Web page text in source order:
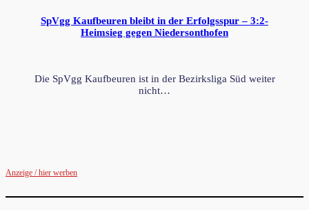
SpVgg Kaufbeuren bleibt in der Erfolgsspur – 3:2-
Heimsieg gegen Niedersonthofen
Die SpVgg Kaufbeuren ist in der Bezirksliga Süd weiter
nicht…
Anzeige / hier werben